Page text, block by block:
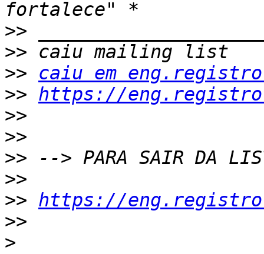
>>
>>
>>
caiu em
>> https://
>>
>>
>>
>>
>> https://
>>
>